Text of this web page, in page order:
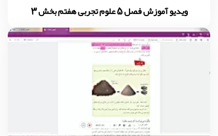
ویدیو آموزش فصل 5 علوم تجربی هفتم بخش 3